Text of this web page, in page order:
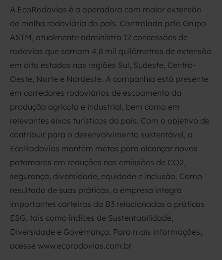
A EcoRodovias é a operadora com maior extensão
de malha rodoviária do país. Controlada pelo Grupo
ASTM, atualmente administra 12 concessões de
rodovias que somam 4,8 mil quilômetros de extensão
em oito estados nas regiões Sul, Sudeste, Centro-
Oeste, Norte e Nordeste. A companhia está presente
em corredores rodoviários de escoamento da
produção agrícola e industrial, bem como em
relevantes eixos turísticos do país. Com o objetivo de
contribuir para o desenvolvimento sustentável, a
EcoRodovias mantém metas para alcançar novos
patamares em reduções nas emissões de CO2,
segurança, diversidade, equidade e inclusão. Como
resultado de suas práticas, a empresa integra
importantes carteiras da B3 relacionadas a práticas
ESG, tais como índices de Sustentabilidade,
Diversidade e Governança. Para mais informações,
acesse www.ecorodovias.com.br